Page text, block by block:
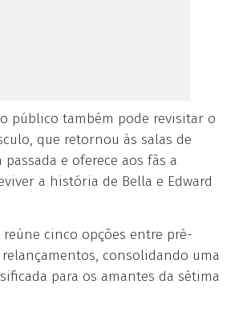
público também pode revisitar o
que retornou às salas de
e oferece aos fãs a
a história de Bella e Edward
cinco opções entre pré-
relançamentos, consolidando uma
para os amantes da sétima